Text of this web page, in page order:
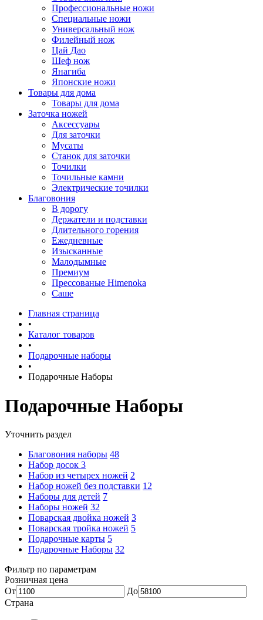
Профессиональные ножи
Специальные ножи
Универсальный нож
Филейный нож
Цай Дао
Шеф нож
Янагиба
Японские ножи
Товары для дома
Товары для дома
Заточка ножей
Аксессуары
Для заточки
Мусаты
Станок для заточки
Точилки
Точильные камни
Электрические точилки
Благовония
В дорогу
Держатели и подставки
Длительного горения
Ежедневные
Изысканные
Малодымные
Премиум
Прессованые Himenoka
Саше
Главная страница
•
Каталог товаров
•
Подарочные наборы
•
Подарочные Наборы
Подарочные Наборы
Уточнить раздел
Благовония наборы 48
Набор досок 3
Набор из четырех ножей 2
Набор ножей без подставки 12
Наборы для детей 7
Наборы ножей 32
Поварская двойка ножей 3
Поварская тройка ножей 5
Подарочные карты 5
Подарочные Наборы 32
Фильтр по параметрам
Розничная цена
От
До
Страна